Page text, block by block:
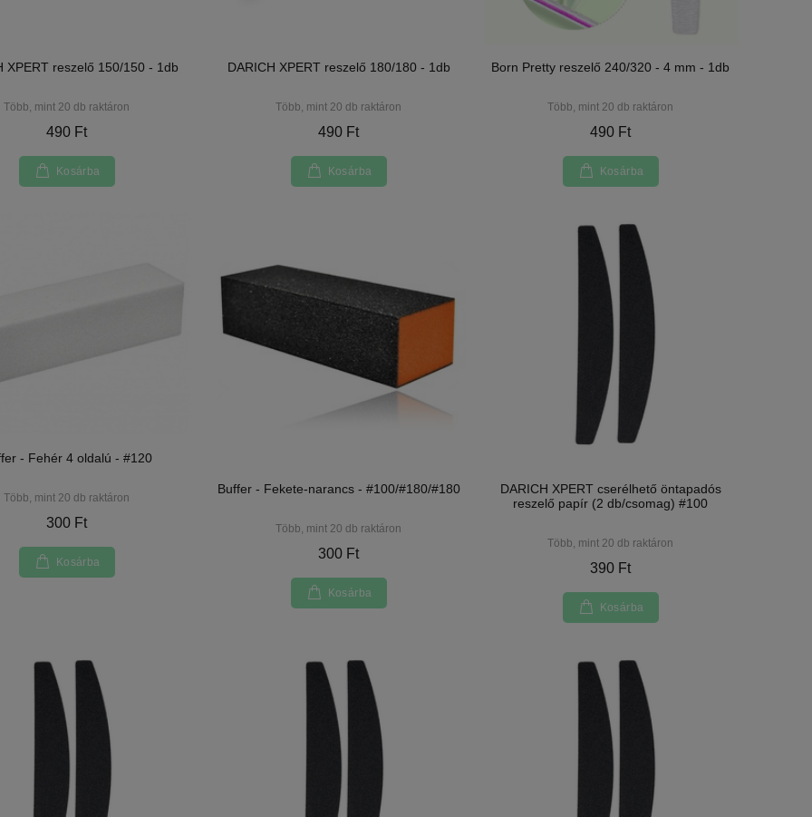
XPERT reszelő 150/150 - 1db
Több, mint 20 db raktáron
490 Ft
Kosárba
DARICH XPERT reszelő 180/180 - 1db
Több, mint 20 db raktáron
490 Ft
Kosárba
Born Pretty reszelő 240/320 - 4 mm - 1db
Több, mint 20 db raktáron
490 Ft
Kosárba
- Fehér 4 oldalú - #120
Több, mint 20 db raktáron
300 Ft
Kosárba
Buffer - Fekete-narancs - #100/#180/#180
Több, mint 20 db raktáron
300 Ft
Kosárba
DARICH XPERT cserélhető öntapadós
reszelő papír (2 db/csomag) #100
Több, mint 20 db raktáron
390 Ft
Kosárba